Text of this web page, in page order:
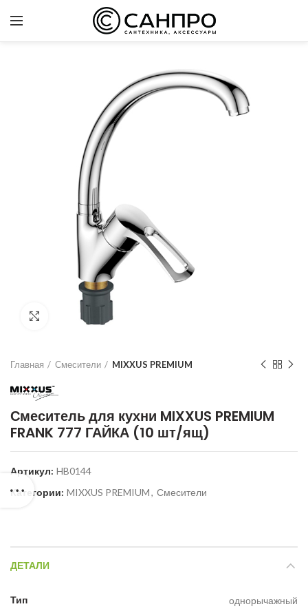
Нажмите для увеличения
Главная Смесители MIXXUS PREMIUM
Смеситель для кухни MIXXUS PREMIUM
FRANK 777 ГАЙКА (10 шт/ящ)
Артикул: HB0144
Категории: MIXXUS PREMIUM, Смесители
ДЕТАЛИ
Тип однорычажный